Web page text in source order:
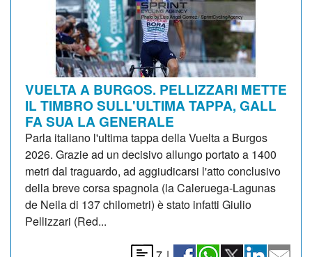
VUELTA A BURGOS. PELLIZZARI METTE
IL TIMBRO SULL'ULTIMA TAPPA, GALL
FA SUA LA GENERALE
Parla italiano l'ultima tappa della Vuelta a Burgos
2026. Grazie ad un decisivo allungo portato a 1400
metri dal traguardo, ad aggiudicarsi l'atto conclusivo
della breve corsa spagnola (la Caleruega-Lagunas
de Neila di 137 chilometri) è stato infatti Giulio
Pellizzari (Red...